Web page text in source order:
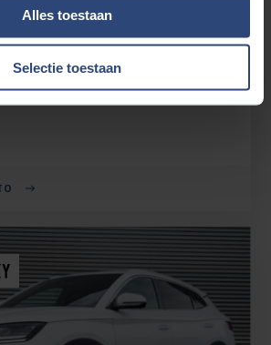
Alles toestaan
Selectie toestaan
U
218 PK | SUPER LUXE | 6JR GARANTIE |